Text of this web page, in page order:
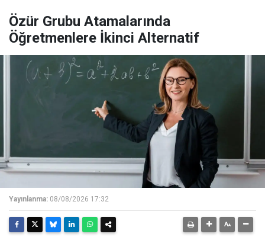
Özür Grubu Atamalarında
Öğretmenlere İkinci Alternatif
Yayınlanma: 08/08/2026 17:32